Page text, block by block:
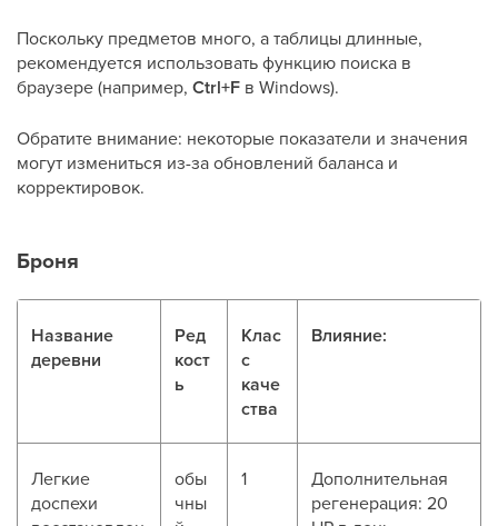
Поскольку предметов много, а таблицы длинные,
рекомендуется использовать функцию поиска в
браузере (например, Ctrl+F в Windows).
Обратите внимание: некоторые показатели и значения
могут измениться из-за обновлений баланса и
корректировок.
Броня
Название
деревни
Ред
кост
ь
Клас
с
каче
ства
Влияние:
Легкие
доспехи
обы
чны
1
Дополнительная
регенерация: 20